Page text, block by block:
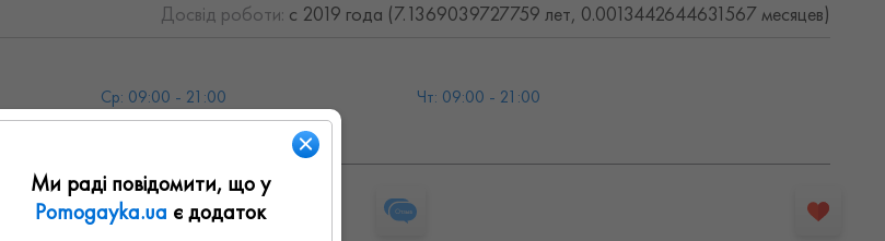
Досвід роботи: с 2019 года (7.1369039727759 лет, 0.0013442644631567 месяцев)
Ср: 09:00 - 21:00
Чт: 09:00 - 21:00
Ми раді повідомити, що у
Pomogayka.ua є додаток